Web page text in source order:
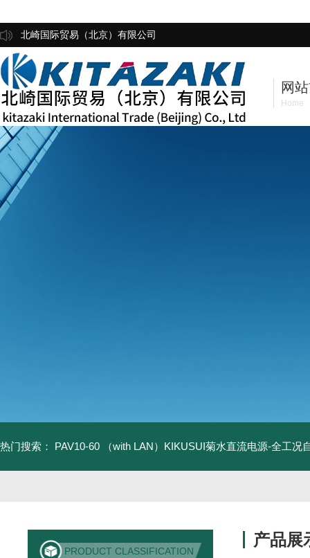
北崎国际贸易（北京）有限公司
网
Home
热门搜索： PAV10-60 （with LAN）KIKUSUI菊水直流电源-全工况
PRODUCT CLASSIFICATION
产品展